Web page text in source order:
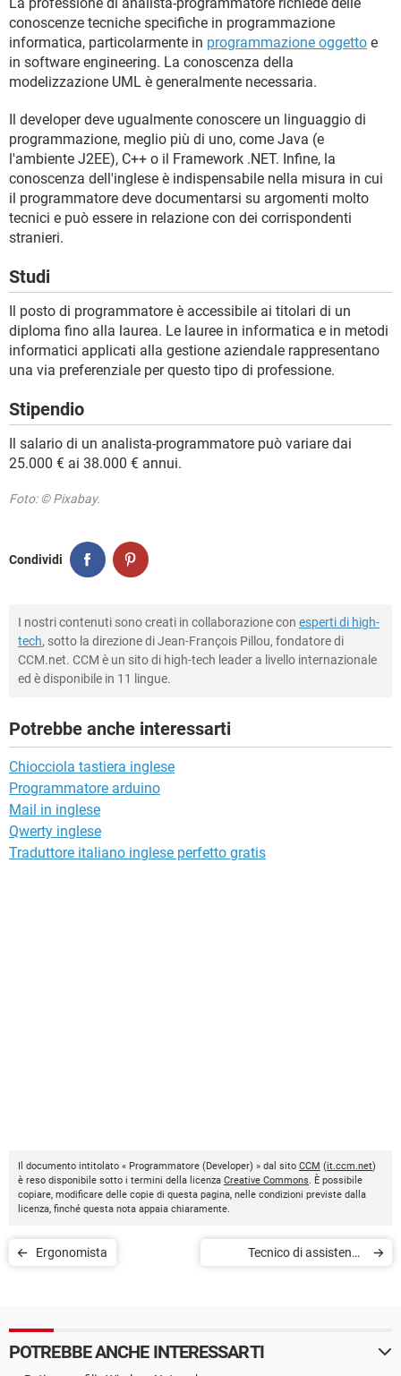
conoscenze tecniche specifiche in programmazione
informatica, particolarmente in programmazione oggetto e
in software engineering. La conoscenza della
modelizzazione UML è generalmente necessaria.
Il developer deve ugualmente conoscere un linguaggio di
programmazione, meglio più di uno, come Java (e
l'ambiente J2EE), C++ o il Framework .NET. Infine, la
conoscenza dell'inglese è indispensabile nella misura in cui
il programmatore deve documentarsi su argomenti molto
tecnici e può essere in relazione con dei corrispondenti
stranieri.
Studi
Il posto di programmatore è accessibile ai titolari di un
diploma fino alla laurea. Le lauree in informatica e in metodi
informatici applicati alla gestione aziendale rappresentano
una via preferenziale per questo tipo di professione.
Stipendio
Il salario di un analista-programmatore può variare dai
25.000 € ai 38.000 € annui.
Foto: © Pixabay.
Condividi
I nostri contenuti sono creati in collaborazione con esperti di high-
tech, sotto la direzione di Jean-François Pillou, fondatore di
CCM.net. CCM è un sito di high-tech leader a livello internazionale
ed è disponibile in 11 lingue.
Potrebbe anche interessarti
Chiocciola tastiera inglese
Programmatore arduino
Mail in inglese
Qwerty inglese
Traduttore italiano inglese perfetto gratis
Il documento intitolato « Programmatore (Developer) » dal sito CCM (it.ccm.net)
è reso disponibile sotto i termini della licenza Creative Commons. È possibile
copiare, modificare delle copie di questa pagina, nelle condizioni previste dalla
licenza, finché questa nota appaia chiaramente.
Ergonomista
Tecnico di assistenza
POTREBBE ANCHE INTERESSARTI